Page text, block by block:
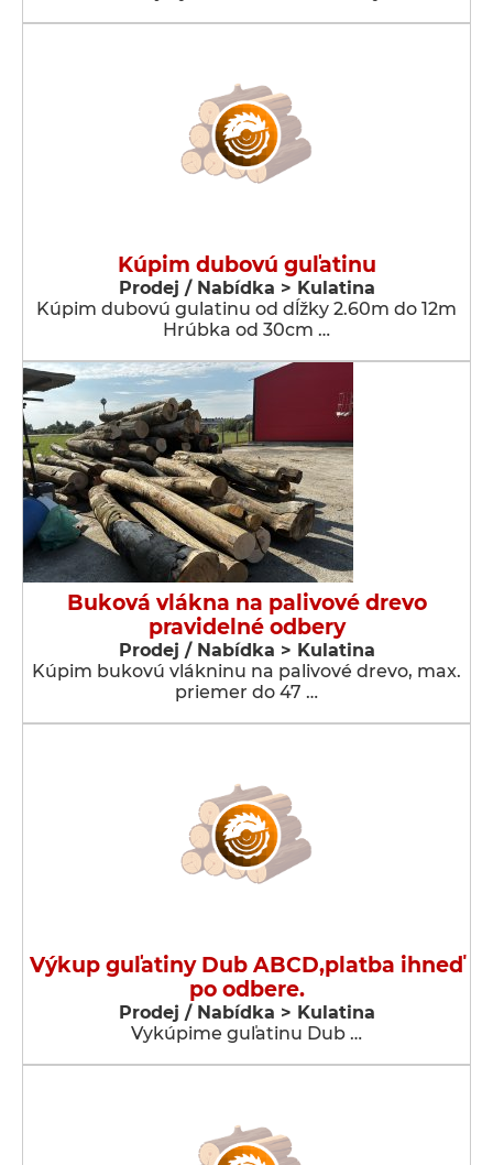
Kúpim dubovú guľatinu
Prodej / Nabídka > Kulatina
Kúpim dubovú gulatinu od dĺžky 2.60m do 12m
Hrúbka od 30cm …
Buková vlákna na palivové drevo
pravidelné odbery
Prodej / Nabídka > Kulatina
Kúpim bukovú vlákninu na palivové drevo, max.
priemer do 47 …
Výkup guľatiny Dub ABCD,platba ihneď
po odbere.
Prodej / Nabídka > Kulatina
Vykúpime guľatinu Dub …